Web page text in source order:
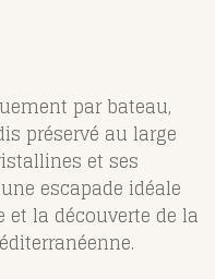
par bateau,
préservé au large
et ses
escapade idéale
et la découverte de la